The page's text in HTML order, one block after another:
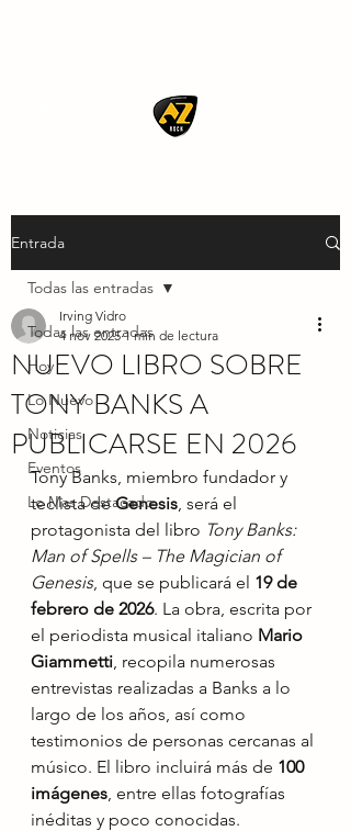
Entrada
Todas las entradas
Hoy
Lo Nuevo
Noticias
Eventos
Lo Mas Destacado
Todas las entradas
NUEVO LIBRO SOBRE
TONY BANKS A
PUBLICARSE EN 2026
Irving Vidro
4 nov 2025 1 min de lectura
Tony Banks, miembro fundador y
teclista de Genesis, será el
protagonista del libro Tony Banks:
Man of Spells – The Magician of
Genesis, que se publicará el 19 de
febrero de 2026. La obra, escrita por
el periodista musical italiano Mario
Giammetti, recopila numerosas
entrevistas realizadas a Banks a lo
largo de los años, así como
testimonios de personas cercanas al
músico. El libro incluirá más de 100
imágenes, entre ellas fotografías
inéditas y poco conocidas.